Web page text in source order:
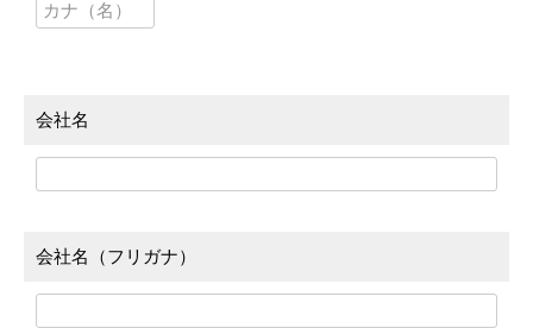
会社名
会社名（フリガナ）